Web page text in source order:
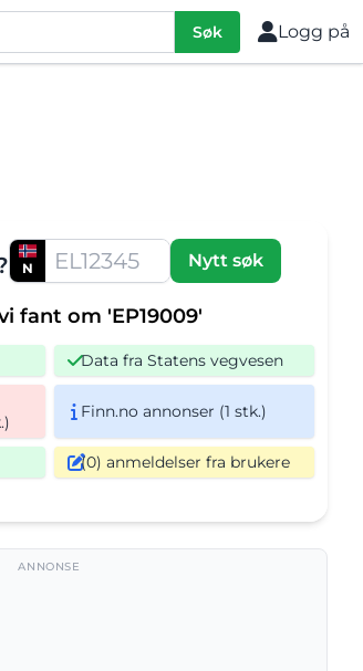
Søk Logg på
N Nytt søk
fant om 'EP19009'
Data fra Statens vegvesen
Finn.no annonser (1 stk.)
(0) anmeldelser fra brukere
ANNONSE